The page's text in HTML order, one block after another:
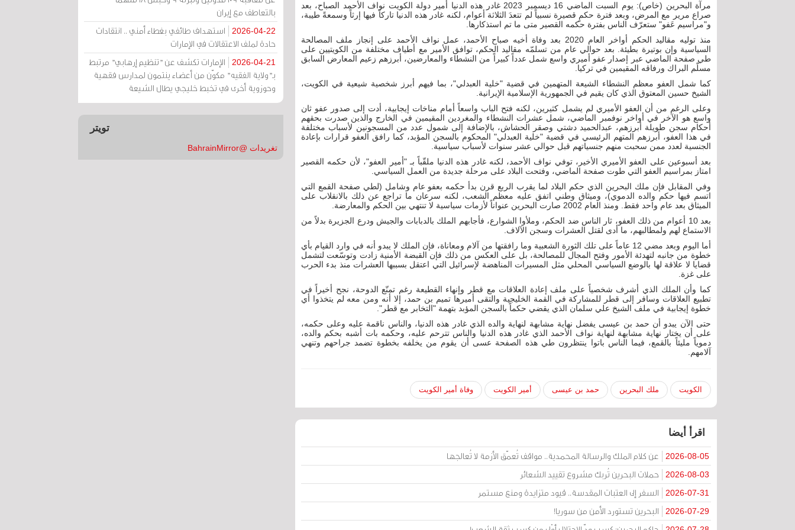
مرآة البحرين (خاص): يوم السبت الماضي 16 ديسمبر 2023 غادر هذه الدنيا أمير دولة الكويت نواف الأحمد الصباح، بعد
صراع مرير مع المرض، وبعد فترة حكمٍ قصيرة نسبياً لم تتعدَ الثلاثة أعوام، لكنه غادر هذه الدنيا تاركاً فيها إرثاً وسمعةً طيبة،
و"مراسيم عَفو" ستعرّف الناس بفترة حكمه القصير متى ما تم استذكارها.
منذ توليه مقاليد الحكم أواخر العام 2020 بعد وفاة أخيه صباح الأحمد، عمل نواف الأحمد على إنجاز ملف المصالحة
السياسية وإن بوتيرة بطيئة. بعد حوالي عام من تسلمّه مقاليد الحكم، توافق الأمير مع أطياف مختلفة من الكويتيين على
طي صفحة الماضي عبر إصدار عفو أميري واسع شمل عدداً كبيراً من النشطاء والمعارضين، أبرزهم زعيم المعارض السابق
مسلّم البراك ورفاقه المقيمين في تركيا.
كما شمل العفو معظم النشطاء الشيعة المتهمين في قضية "خلية العبدلي"، بما فيهم أبرز شخصية شيعية في الكويت،
الشيخ حسين المعتوق الذي كان يقيم في الجمهورية الإسلامية الإيرانية.
وعلى الرغم من أن العفو الأميري لم يشمل كثيرين، لكنه فتح الباب واسعاً أمام مناخات إيجابية، أدت إلى صدور عفو ثان
واسع هو الآخر في أواخر نوفمبر الماضي، شمل عشرات النشطاء والمغردين المقيمين في الخارج والذين صدرت بحقهم
أحكام سجن طويلة أبرزهم، عبدالحميد دشتي وصقر الحشاش، بالإضافة إلى شمول عدد من المسجونين لأسباب مختلفة
في هذا العفو، أبرزهم المتهم الرئيسي في قضية "خلية العبدلي" المحكوم بالسجن المؤبد، كما رافق العفو قرارات بإعادة
الجنسية لعدد ممن سحبت منهم جنسياتهم قبل حوالي عشر سنوات لأسباب سياسية.
بعد أسبوعين على العفو الأميري الأخير، توفي نواف الأحمد، لكنه غادر هذه الدنيا ملقّباً بـ "أمير العفو"، لأن حكمه القصير
امتاز بمراسيم العفو التي طوت صفحة الماضي، وفتحت البلاد على مرحلة جديدة من العمل السياسي.
وفي المقابل فإن ملك البحرين الذي حكم البلاد لما يقرب الربع قرن بدأ حكمه بعفو عام وشامل (لطي صفحة القمع التي
اتسم فيها حكم والده الدموي)، وميثاق وطني اتفق عليه معظم الشعب، لكنه سرعان ما تراجع عن ذلك بالانقلاب على
الميثاق بعد عام واحد فقط. ومنذ العام 2002 صارت البحرين عنواناً لأزمات سياسية لا تنتهي بين الحكم والمعارضة.
بعد 10 أعوام من ذلك العفو، ثار الناس ضد الحكم، وملأوا الشوارع، فأجابهم الملك بالدبابات والجيش ودرع الجزيرة بدلاً من
الاستماع لهم ولمطالبهم، ما أدى لقتل العشرات وسجن الآلاف.
أما اليوم وبعد مضي 12 عاماً على تلك الثورة الشعبية وما رافقتها من آلام ومعاناة، فإن الملك لا يبدو أنه في وارد القيام بأي
خطوة من جانبه لتهدئة الأمور وفتح المجال للمصالحة، بل على العكس من ذلك فإن القبضة الأمنية زادت وتوسّعت لتشمل
قضايا لا علاقة لها بالوضع السياسي المحلي مثل المسيرات المناهضة لإسرائيل التي اعتقل بسببها العشرات منذ بدء الحرب
على غزة.
كما وأن الملك الذي أشرف شخصياً على ملف إعادة العلاقات مع قطر وإنهاء القطيعة رغم تمنّع الدوحة، نجح أخيراً في
تطبيع العلاقات وسافر إلى قطر للمشاركة في القمة الخليجية والتقى أميرها تميم بن حمد، إلا أنه ومن معه لم يتخذوا أي
خطوة إيجابية في ملف الشيخ علي سلمان الذي يقضي حكماً بالسجن المؤبد بتهمة "التخابر مع قطر".
حتى الآن يبدو أن حمد بن عيسى يفضل نهاية مشابهة لنهاية والده الذي غادر هذه الدنيا، والناس ناقمة عليه وعلى حكمه،
على أن يختار نهاية مشابهة لنهاية نواف الأحمد الذي غادر هذه الدنيا والناس تترحم عليه، وحكمه بات أشبه بحكم والده،
دموياً مليئاً بالقمع، فيما الناس باتوا ينتظرون طي هذه الصفحة عسى أن يقوم من يخلفه بخطوة تضمد جراحهم وتنهي
آلامهم.
الكويت ملك البحرين حمد بن عيسى أمير الكويت وفاة أمير الكويت
اقرأ أيضا
2026-08-05 عن كلام الملك والرسالة المحمدية.. مواقف تُعمّق الأزمة لا تُعالجها
2026-08-03 حملات البحرين تُربك مشروع تقييد الشعائر
2026-07-31 السفر إلى العتبات المقدسة.. قيود متزايدة ومنع مستمر
2026-07-29 البحرين تستورد الأمن من سوريا!
بالتعاطف مع إيران
2026-04-22
استهداف طائفي بغطاء أمني .. انتقادات
حادة لملف الاعتقالات في الإمارات
2026-04-21
الإمارات تكشف عن "تنظيم إرهابي" مرتبط
بـ"ولاية الفقيه" مكوّن من أعضاء ينتمون لمدارس فقهية
وحوزوية أخرى في تخبط خليجي يطال الشيعة
تويتر
تغريدات @BahrainMirror